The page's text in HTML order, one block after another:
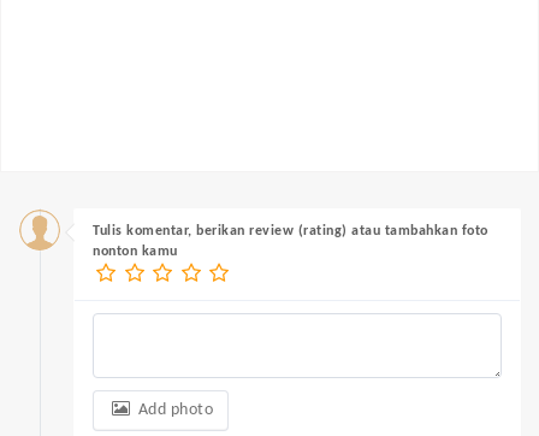
Tulis komentar, berikan review (rating) atau tambahkan foto
nonton kamu
Add photo